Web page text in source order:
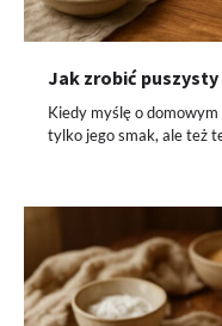
Jak zrobić
Kiedy myślę o
tylko jego smak, ale też